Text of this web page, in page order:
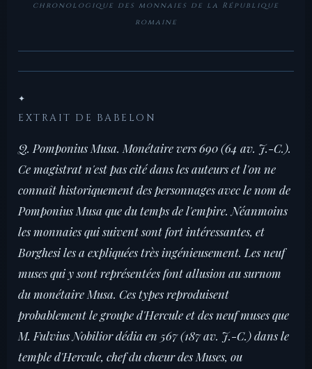
chronologique des monnaies de la République
romaine
✦
EXTRAIT DE BABELON
Q. Pomponius Musa. Monétaire vers 690 (64 av. J.-C.).
Ce magistrat n'est pas cité dans les auteurs et l'on ne
connaît historiquement des personnages avec le nom de
Pomponius Musa que du temps de l'empire. Néanmoins
les monnaies qui suivent sont fort intéressantes, et
Borghesi les a expliquées très ingénieusement. Les neuf
muses qui y sont représentées font allusion au surnom
du monétaire Musa. Ces types reproduisent
probablement le groupe d'Hercule et des neuf muses que
M. Fulvius Nobilior dédia en 567 (187 av. J.-C.) dans le
temple d'Hercule, chef du chœur des Muses, ou